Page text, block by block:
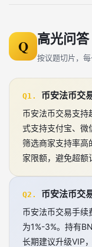
Q 高光问答
按议题切片，
Q1. 币安法币交
币安法币交易支持
式支持支付宝、微
筛选商家支持率高
家限额，避免超额
Q2. 币安法币交
币安法币交易手
为1%-3%。持有
长期建议升级VIP